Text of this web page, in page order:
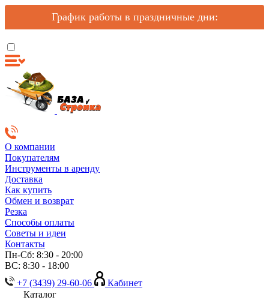
График работы в праздничные дни:
О компании
Покупателям
Инструменты в аренду
Доставка
Как купить
Обмен и возврат
Резка
Способы оплаты
Советы и идеи
Контакты
Пн-Сб: 8:30 - 20:00
ВС: 8:30 - 18:00
+7 (3439) 29-60-06
Кабинет
Каталог